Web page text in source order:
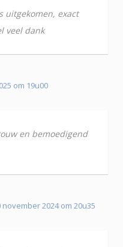
uitgekomen, exact
veel dank
om 19u00
en bemoedigend
2024 om 20u35